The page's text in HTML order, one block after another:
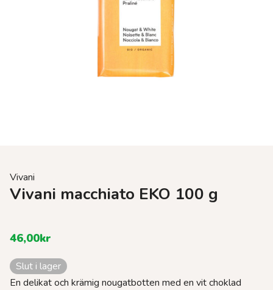
Vivani
Vivani macchiato EKO 100 g
46,00kr
Slut i lager
En delikat och krämig nougatbotten med en vit choklad